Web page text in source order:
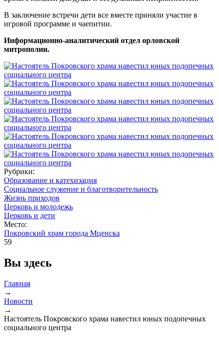
В заключение встречи дети все вместе приняли участие в
игровой программе и чаепитии.
Информационно-аналитический отдел орловской
митрополии.
Рубрики:
Образование и катехизация
Социальное служение и благотворительность
Жизнь приходов
Церковь и молодежь
Церковь и дети
Место:
Покровский храм города Мценска
59
Вы здесь
Главная
→
Новости
→
Настоятель Покровского храма навестил юных подопечных
социального центра